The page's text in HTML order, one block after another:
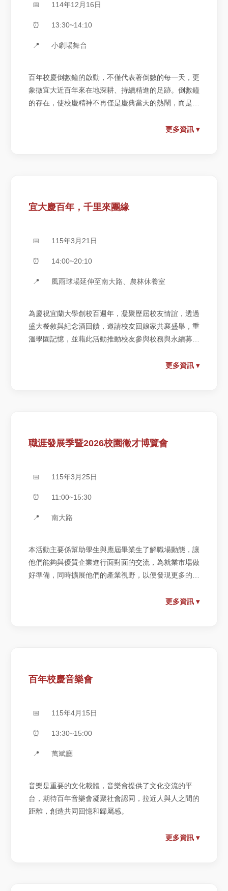
📅 114年12月16日
⏰ 13:30~14:10
📍 小劇場舞台
百年校慶倒數鐘的啟動，不僅代表著倒數的每一天，更
象徵宜大近百年來在地深耕、持續精進的足跡。倒數鐘
的存在，使校慶精神不再僅是慶典當天的熱鬧，而是融
更多資訊 ▾
宜大慶百年，千里來團緣
📅 115年3月21日
⏰ 14:00~20:10
📍 風雨球場延伸至南大路、農林休養室
為慶祝宜蘭大學創校百週年，凝聚歷屆校友情誼，透過
盛大餐敘與紀念酒回饋，邀請校友回娘家共襄盛舉，重
溫學園記憶，並藉此活動推動校友參與校務與永續募款
更多資訊 ▾
職涯發展季暨2026校園徵才博覽會
📅 115年3月25日
⏰ 11:00~15:30
📍 南大路
本活動主要係幫助學生與應屆畢業生了解職場動態，讓
他們能夠與優質企業進行面對面的交流，為就業市場做
好準備，同時擴展他們的產業視野，以便發現更多的職
更多資訊 ▾
百年校慶音樂會
📅 115年4月15日
⏰ 13:30~15:00
📍 萬斌廳
音樂是重要的文化載體，音樂會提供了文化交流的平
台，期待百年音樂會凝聚社會認同，拉近人與人之間的
距離，創造共同回憶和歸屬感。
更多資訊 ▾